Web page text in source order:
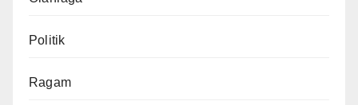
Politik
Ragam